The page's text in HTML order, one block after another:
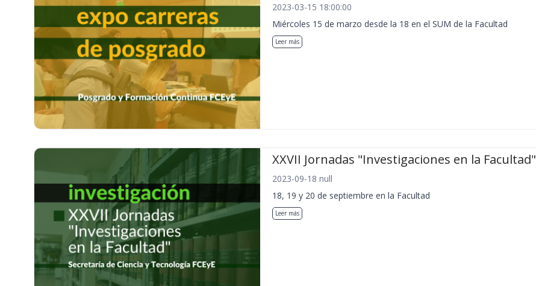
2023-03-15 18:00:00
Miércoles 15 de marzo desde la 18 en el SUM de la Facultad
Leer más
XXVII Jornadas "Investigaciones en la Facultad"
2023-09-18 null
18, 19 y 20 de septiembre en la Facultad
Leer más